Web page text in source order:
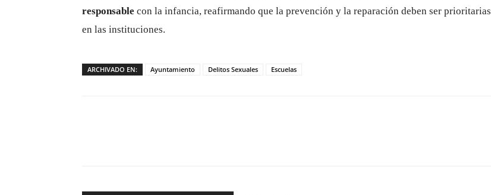
responsable con la infancia, reafirmando que la prevención y la reparación deben ser prioritarias
en las instituciones.
ARCHIVADO EN: Ayuntamiento Delitos Sexuales Escuelas